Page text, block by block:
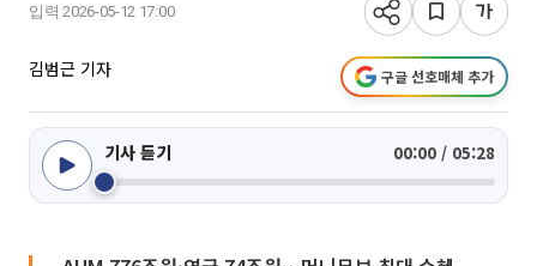
입력 2026-05-12 17:00
김범근 기자 구글 선호매체 추가
기사 듣기 00:00 / 05:28